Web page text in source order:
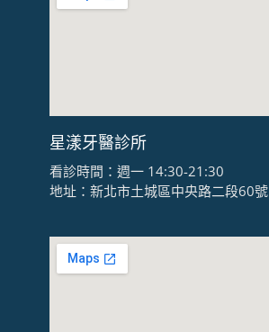
星漾牙醫診所
看診時間：週一 14:30-21:30
地址：新北市土城區中央路二段60號